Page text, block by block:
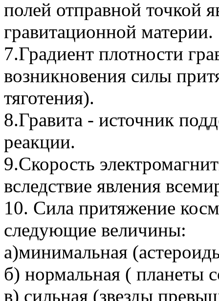
полей отправной точкой
гравитационной материи.
7.Градиент плотности
возникновения силы
тяготения).
8.Гравита - источник
реакции.
9.Скорость
вследствие явления
10. Сила притяжение
следующие величины:
а)минимальная
б) нормальная ( планеты
в) сильная (звезды